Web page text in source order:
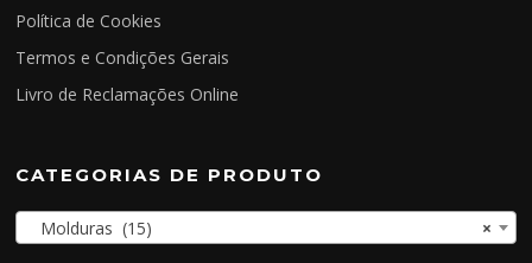
Política de Cookies
Termos e Condições Gerais
Livro de Reclamações Online
CATEGORIAS DE PRODUTO
×
Molduras (15)